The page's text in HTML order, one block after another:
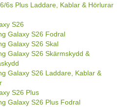
6s Plus Laddare, Kablar & Hörlurar
S26
Galaxy S26 Fodral
Galaxy S26 Skal
Galaxy S26 Skärmskydd &
Galaxy S26 Laddare, Kablar &
S26 Plus
Galaxy S26 Plus Fodral